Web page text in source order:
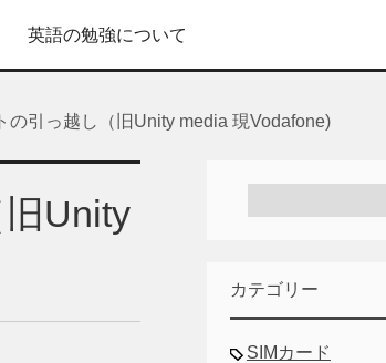
英語の勉強について
の引っ越し（旧Unity media 現Vodafone)
Unity
カテゴリー
SIMカード